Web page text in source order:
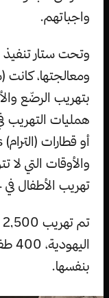
واجباتهم.
وتحت ستار
ومعالجتها،
بتهريب الرضّع
همليات التهريب
والأوقات التي لا
تهريب الأطفال
بنفسها.